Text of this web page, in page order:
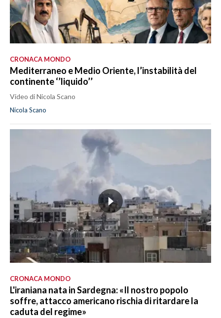
CRONACA MONDO
Mediterraneo e Medio Oriente, l’instabilità del
continente ‘’liquido’’
Video di Nicola Scano
Nicola Scano
CRONACA MONDO
L'iraniana nata in Sardegna: «Il nostro popolo
soffre, attacco americano rischia di ritardare la
caduta del regime»